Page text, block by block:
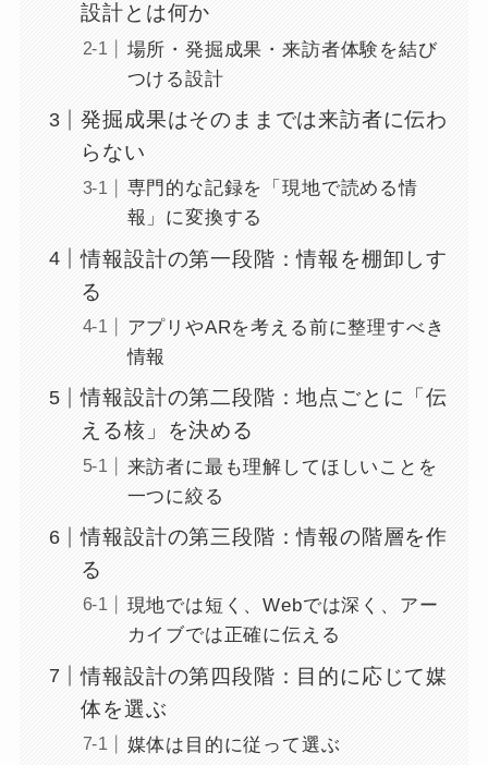
設計とは何か
場所・発掘成果・来訪者体験を結び
つける設計
発掘成果はそのままでは来訪者に伝わ
らない
専門的な記録を「現地で読める情
報」に変換する
情報設計の第一段階：情報を棚卸しす
る
アプリやARを考える前に整理すべき
情報
情報設計の第二段階：地点ごとに「伝
える核」を決める
来訪者に最も理解してほしいことを
一つに絞る
情報設計の第三段階：情報の階層を作
る
現地では短く、Webでは深く、アー
カイブでは正確に伝える
情報設計の第四段階：目的に応じて媒
体を選ぶ
媒体は目的に従って選ぶ